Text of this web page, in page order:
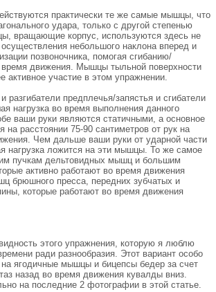
практически те же самые мышцы, что
удара, только с другой степенью
вращающие корпус, используются здесь не
небольшого наклона вперед и
позвоночника, помогая сгибанию/
время движения. Мышцы тыльной поверхности
активное участие в этом упражнении.
разгибатели предплечья/запястья и сгибатели
нагрузка во время выполнения данного
ваши руки являются статичными, а основное
на расстоянии 75-90 сантиметров от рук на
Чем дальше ваши руки от ударной части
нагрузка ложится на эти мышцы. То же самое
пучкам дельтовидных мышц и большим
активно работают во время движения
брюшного пресса, передних зубчатых и
которые работают во время движения
этого упражнения, которую я люблю
ради разнообразия. Этот вариант особо
на ягодичные мышцы и бицепсы бедер за счет
назад во время движения кувалды вниз.
на последние 2 фотографии в этой статье.